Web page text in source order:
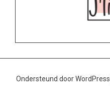
Ondersteund door WordPress